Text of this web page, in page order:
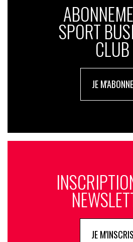
SPORT
CLUB
JE M'ABONNE
JE M'INSCRIS